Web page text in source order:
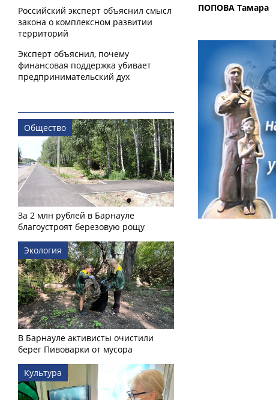
Российский эксперт объяснил смысл
закона о комплексном развитии
территорий
Эксперт объяснил, почему
финансовая поддержка убивает
предпринимательский дух
Общество
За 2 млн рублей в Барнауле
благоустроят березовую рощу
Экология
В Барнауле активисты очистили
берег Пивоварки от мусора
Культура
ПОПОВА Тамара